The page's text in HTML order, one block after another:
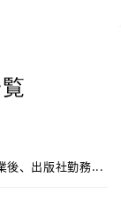
後、出版社勤務...